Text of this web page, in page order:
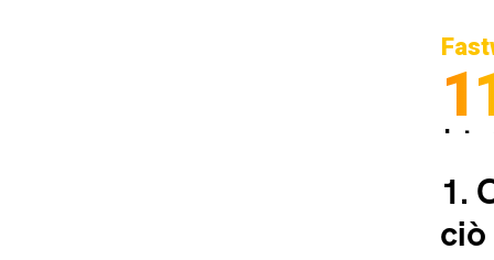
1.